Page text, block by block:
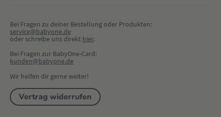
Bei Fragen zu deiner Bestellung oder Produkten:
service@babyone.de
oder schreibe uns direkt hier.
Bei Fragen zur BabyOne-Card:
kunden@babyone.de
Wir helfen dir gerne weiter!
Vertrag widerrufen